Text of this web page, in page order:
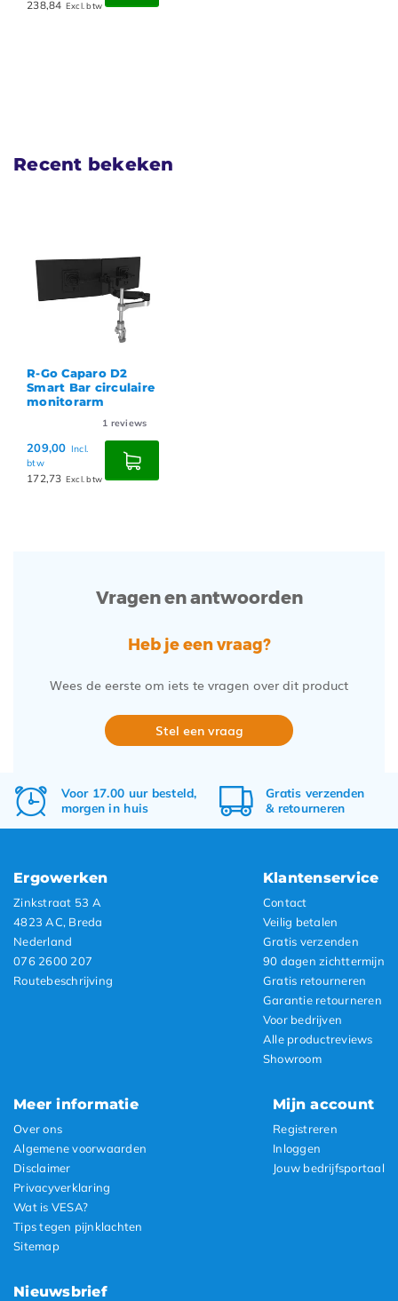
238,84 Excl. btw
Recent bekeken
R-Go Caparo D2
Smart Bar circulaire
monitorarm
1 reviews
209,00 Incl.
btw
172,73 Excl. btw
Vragen en antwoorden
Heb je een vraag?
Wees de eerste om iets te vragen over dit product
Stel een vraag
Voor 17.00 uur besteld,
morgen in huis
Gratis verzenden
& retourneren
Ergowerken
Zinkstraat 53 A
4823 AC, Breda
Nederland
076 2600 207
Routebeschrijving
Klantenservice
Contact
Veilig betalen
Gratis verzenden
90 dagen zichttermijn
Gratis retourneren
Garantie retourneren
Voor bedrijven
Alle productreviews
Showroom
Meer informatie
Over ons
Algemene voorwaarden
Disclaimer
Privacyverklaring
Wat is VESA?
Tips tegen pijnklachten
Sitemap
Mijn account
Registreren
Inloggen
Jouw bedrijfsportaal
Nieuwsbrief